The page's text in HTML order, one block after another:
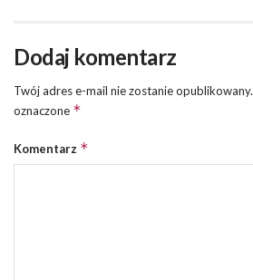
Dodaj komentarz
Twój adres e-mail nie zostanie opublikowany.
oznaczone *
Komentarz *